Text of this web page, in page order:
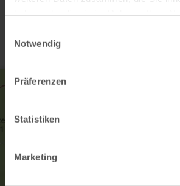
Notwendig
Präferenzen
Statistiken
Marketing
Contact